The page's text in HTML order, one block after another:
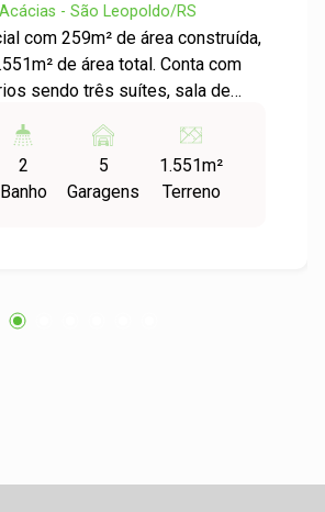
- São Leopoldo/RS
com 259m² de área construída,
de área total. Conta com
sendo três suítes, sala de
piscina, espaço gourmet
de jogos! Todos os ambientes
e amplos, localizado em
2
Banho
5
Garagens
1.551m²
Terreno